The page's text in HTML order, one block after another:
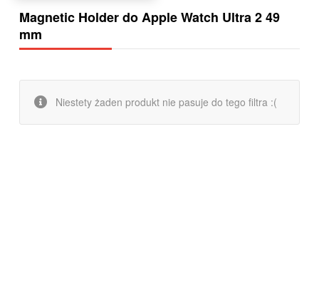
Magnetic Holder do Apple Watch Ultra 2 49
mm
Niestety żaden produkt nie pasuje do tego filtra :(